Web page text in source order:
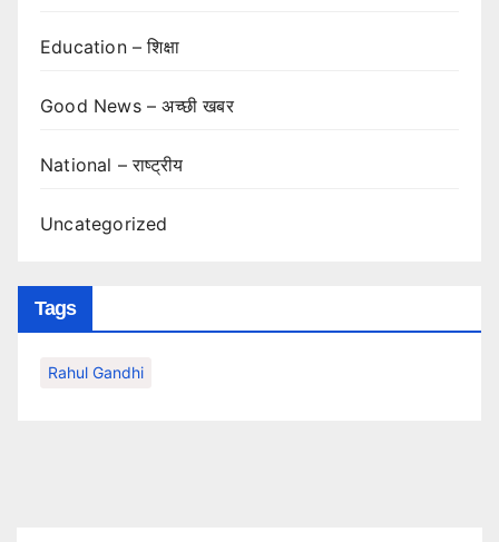
Education – शिक्षा
Good News – अच्छी खबर
National – राष्ट्रीय
Uncategorized
Tags
Rahul Gandhi